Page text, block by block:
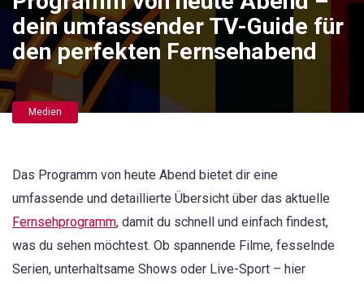
dein umfassender TV-Guide für
den perfekten Fernsehabend
Medien
Das Programm von heute Abend bietet dir eine
umfassende und detaillierte Übersicht über das aktuelle
Fernsehprogramm, damit du schnell und einfach findest,
was du sehen möchtest. Ob spannende Filme, fesselnde
Serien, unterhaltsame Shows oder Live-Sport – hier